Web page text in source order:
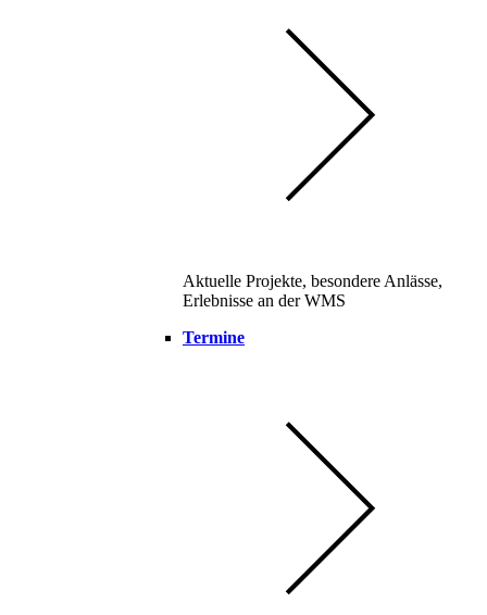
Aktuelle Projekte, besondere Anlässe,
Erlebnisse an der WMS
Termine